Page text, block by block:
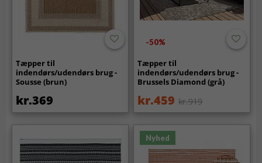
Tæpper til
indendørs/udendørs brug -
Sousse (brun)
kr.369
-50%
Tæpper til
indendørs/udendørs brug -
Brussels Diamond (grå)
kr.459 kr.919
Nyhed